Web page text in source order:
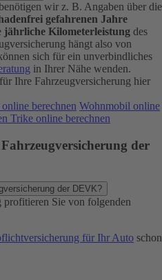
wir z. B. Angaben über die
gefahrenen Jahre
jährliche Kilometerleistung des
hängt also von
sich für ein unverbindliches
in Ihrer Nähe wenden.
Ihre Fahrzeugversicherung hier
berechnen Wohnmobil online
Trike online berechnen
der
der DEVK?
profitieren Sie von folgenden
für Ihr Auto schon